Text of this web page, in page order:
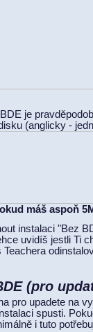
je
(anglicky -
máš aspoň
instalaci "Bez
uvidíš jestli Ti
(pro
pro upadete na
spusti.
i tuto